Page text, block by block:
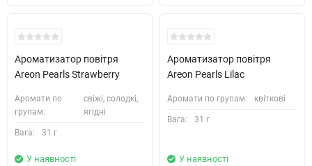
Ароматизатор повітря
Areon Pearls Strawberry
Аромати по
групам:
свіжі, солодкі,
ягідні
Вага: 31 г
У наявності
Ароматизатор повітря
Areon Pearls Lilac
Аромати по групам: квіткові
Вага: 31 г
У наявності